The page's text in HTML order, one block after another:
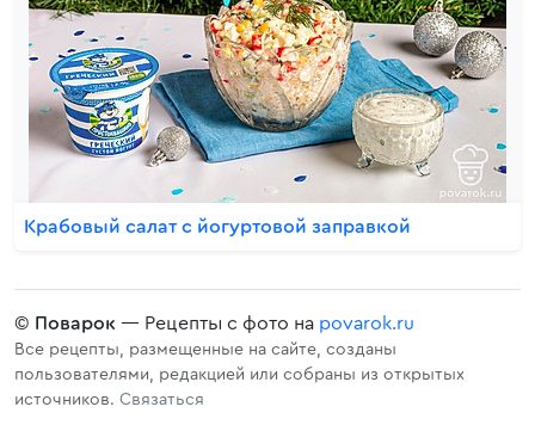
Крабовый салат с йогуртовой заправкой
© Поварок — Рецепты с фото на povarok.ru
Все рецепты, размещенные на сайте, созданы
пользователями, редакцией или собраны из открытых
источников. Связаться